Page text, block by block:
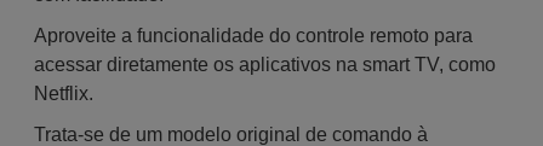
Aproveite a funcionalidade do controle remoto para
acessar diretamente os aplicativos na smart TV, como
Netflix.
Trata-se de um modelo original de comando à